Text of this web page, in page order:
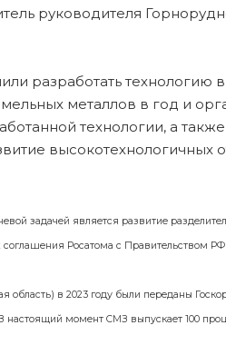
руководителя
разработать технологию
металлов в год и
технологии, а
задачей является развитие
Росатома с Правительством
в 2023 году были переданы
момент СМЗ выпускает 100